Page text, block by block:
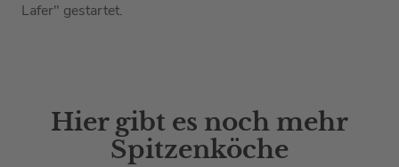
Lafer" gestartet.
Hier gibt es noch mehr
Spitzenköche